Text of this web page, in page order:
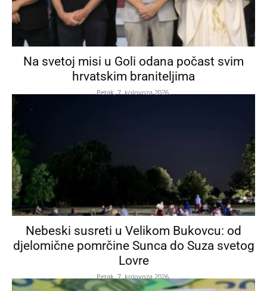
Na svetoj misi u Goli odana počast svim
hrvatskim braniteljima
Petak, 7. kolovoza 2026.
Nebeski susreti u Velikom Bukovcu: od
djelomične pomrčine Sunca do Suza svetog
Lovre
Petak, 7. kolovoza 2026.